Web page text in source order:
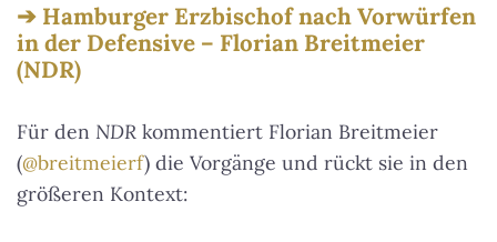
Hamburger Erzbischof nach Vorwürfen
in der Defensive – Florian Breitmeier
(NDR)
Für den NDR kommentiert Florian Breitmeier
(@breitmeierf) die Vorgänge und rückt sie in den
größeren Kontext: